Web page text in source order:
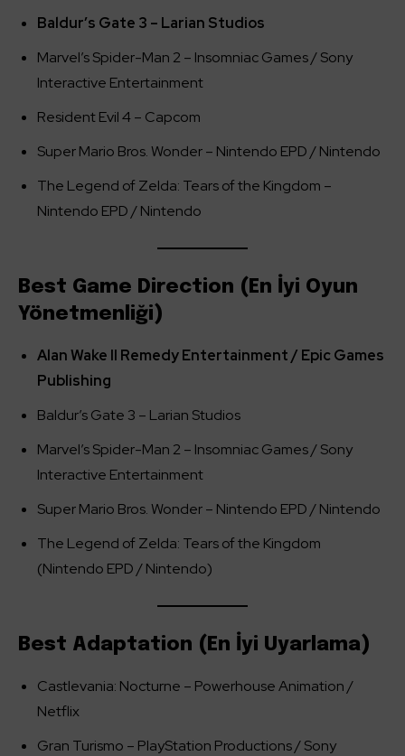
Baldur’s Gate 3 – Larian Studios
Marvel’s Spider-Man 2 – Insomniac Games / Sony
Interactive Entertainment
Resident Evil 4 – Capcom
Super Mario Bros. Wonder – Nintendo EPD / Nintendo
The Legend of Zelda: Tears of the Kingdom –
Nintendo EPD / Nintendo
Best Game Direction (En İyi Oyun
Yönetmenliği)
Alan Wake II Remedy Entertainment / Epic Games
Publishing
Baldur’s Gate 3 – Larian Studios
Marvel’s Spider-Man 2 – Insomniac Games / Sony
Interactive Entertainment
Super Mario Bros. Wonder – Nintendo EPD / Nintendo
The Legend of Zelda: Tears of the Kingdom
(Nintendo EPD / Nintendo)
Best Adaptation (En İyi Uyarlama)
Castlevania: Nocturne – Powerhouse Animation /
Netflix
Gran Turismo – PlayStation Productions / Sony